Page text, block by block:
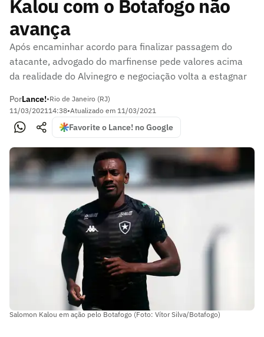
Kalou com o Botafogo não
avança
Após encaminhar acordo para finalizar passagem do
atacante, advogado do marfinense pede valores acima
da realidade do Alvinegro e negociação volta a estagnar
PorLance!•Rio de Janeiro (RJ)
11/03/202114:38•Atualizado em 11/03/2021
Favorite o Lance! no Google
Salomon Kalou em ação pelo Botafogo (Foto: Vítor Silva/Botafogo)